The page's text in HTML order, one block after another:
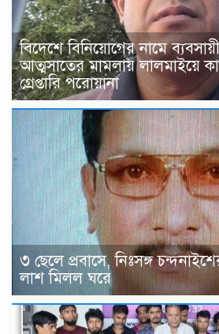
বিদেশে বিনিয়োগের নামে
আত্মসাতের মামলায় লালমাইয়ে
গ্রেপ্তারি পরোয়ানা
৩ ছেলে প্রবাসে, নিঃসঙ্গ
লাশ মিলল ঘরে